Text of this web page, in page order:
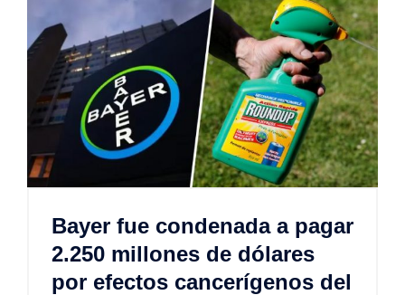
Bayer fue condenada a pagar
2.250 millones de dólares
por efectos cancerígenos del